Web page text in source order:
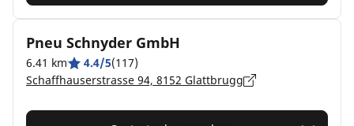
Pneu Schnyder GmbH
6.41 km 4.4/5(117)
Schaffhauserstrasse 94, 8152 Glattbrugg